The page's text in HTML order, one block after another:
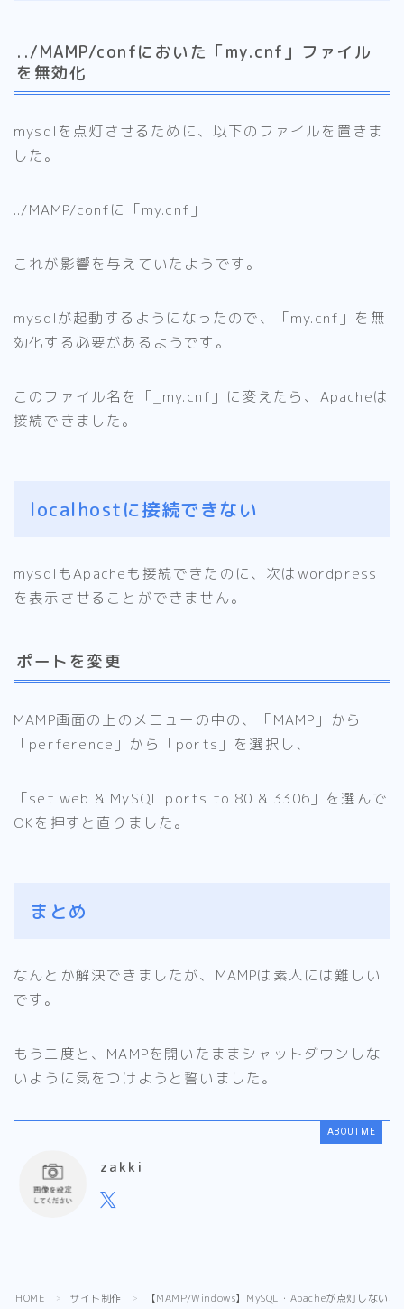
../MAMP/confにおいた「my.cnf」ファイル
を無効化
mysqlを点灯させるために、以下のファイルを置きま
した。
../MAMP/confに「my.cnf」
これが影響を与えていたようです。
mysqlが起動するようになったので、「my.cnf」を無
効化する必要があるようです。
このファイル名を「_my.cnf」に変えたら、Apacheは
接続できました。
localhostに接続できない
mysqlもApacheも接続できたのに、次はwordpress
を表示させることができません。
ポートを変更
MAMP画面の上のメニューの中の、「MAMP」から
「perference」から「ports」を選択し、
「set web & MySQL ports to 80 & 3306」を選んで
OKを押すと直りました。
まとめ
なんとか解決できましたが、MAMPは素人には難しい
です。
もう二度と、MAMPを開いたままシャットダウンしな
いように気をつけようと誓いました。
ABOUT ME
zakki
HOME ＞ サイト制作 ＞ 【MAMP/Windows】MySQL・Apacheが点灯しない